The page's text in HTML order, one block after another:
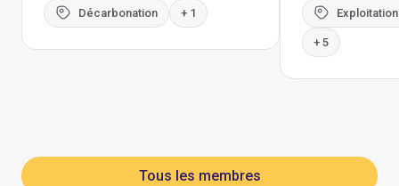
Décarbonation + 1
+ 5
Tous les membres